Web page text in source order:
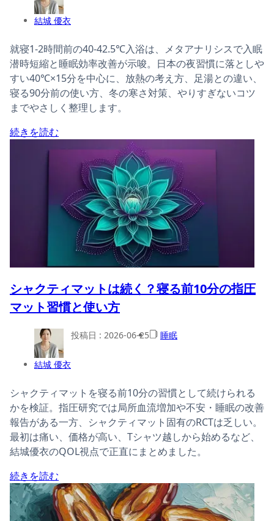
結城 優衣
就寝1-2時間前の40-42.5℃入浴は、メタアナリシスで入眠
潜時短縮と睡眠効率改善が示唆。日本の夜習慣に落としや
すい40℃×15分を中心に、放熱の考え方、足湯との違い、
寝る90分前の使い方、冬の寒さ対策、やりすぎないコツ
までやさしく整理します。
続きを読む
シャクティマットは続く？寝る前10分の指圧
マット習慣と使い方
結城 優衣
投稿日 : 2026-06-25 睡眠
シャクティマットを寝る前10分の習慣として続けられる
かを検証。指圧研究では局所血流増加や不安・睡眠の改善
報告がある一方、シャクティマット固有のRCTは乏しい。
最初は痛い、価格が高い、Tシャツ越しから始めるなど、
結城優衣のQOL視点で正直にまとめました。
続きを読む